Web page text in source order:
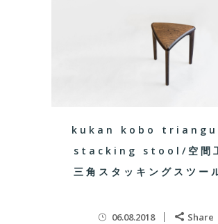
kukan kobo
stacking stool/空間
三角スタッキングスツー
06.08.2018 Share